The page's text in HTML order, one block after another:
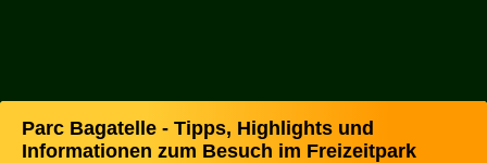
Parc Bagatelle - Tipps, Highlights und
Informationen zum Besuch im Freizeitpark